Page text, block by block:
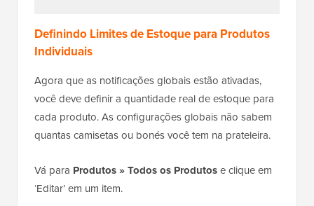
Definindo Limites de Estoque para Produtos
Individuais
Agora que as notificações globais estão ativadas,
você deve definir a quantidade real de estoque para
cada produto. As configurações globais não sabem
quantas camisetas ou bonés você tem na prateleira.
Vá para Produtos » Todos os Produtose clique em
‘Editar’ em um item.